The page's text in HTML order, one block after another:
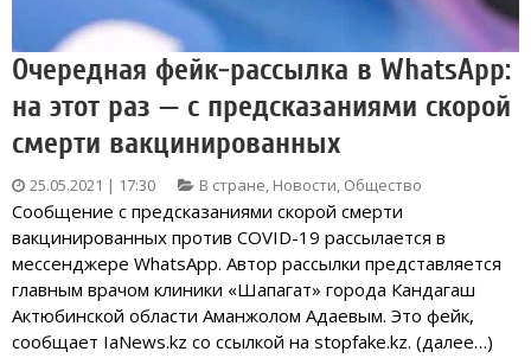
Очередная фейк-рассылка в WhatsApp:
на этот раз — с предсказаниями скорой
смерти вакцинированных
25.05.2021 | 17:30 В стране, Новости, Общество
Сообщение с предсказаниями скорой смерти
вакцинированных против COVID-19 рассылается в
мессенджере WhatsApp. Автор рассылки представляется
главным врачом клиники «Шапагат» города Кандагаш
Актюбинской области Аманжолом Адаевым. Это фейк,
сообщает IaNews.kz со ссылкой на stopfake.kz. (далее…)